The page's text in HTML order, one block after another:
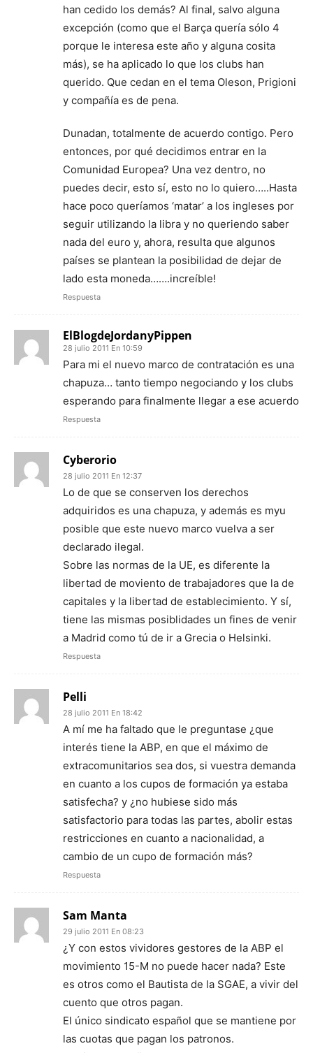
han cedido los demás? Al final, salvo alguna
excepción (como que el Barça quería sólo 4
porque le interesa este año y alguna cosita
más), se ha aplicado lo que los clubs han
querido. Que cedan en el tema Oleson, Prigioni
y compañía es de pena.
Dunadan, totalmente de acuerdo contigo. Pero
entonces, por qué decidimos entrar en la
Comunidad Europea? Una vez dentro, no
puedes decir, esto sí, esto no lo quiero…..Hasta
hace poco queríamos ‘matar’ a los ingleses por
seguir utilizando la libra y no queriendo saber
nada del euro y, ahora, resulta que algunos
países se plantean la posibilidad de dejar de
lado esta moneda…….increíble!
Respuesta
ElBlogdeJordanyPippen
28 julio 2011 En 10:59
Para mi el nuevo marco de contratación es una
chapuza… tanto tiempo negociando y los clubs
esperando para finalmente llegar a ese acuerdo
Respuesta
Cyberorio
28 julio 2011 En 12:37
Lo de que se conserven los derechos
adquiridos es una chapuza, y además es myu
posible que este nuevo marco vuelva a ser
declarado ilegal.
Sobre las normas de la UE, es diferente la
libertad de moviento de trabajadores que la de
capitales y la libertad de establecimiento. Y sí,
tiene las mismas posiblidades un fines de venir
a Madrid como tú de ir a Grecia o Helsinki.
Respuesta
Pelli
28 julio 2011 En 18:42
A mí me ha faltado que le preguntase ¿que
interés tiene la ABP, en que el máximo de
extracomunitarios sea dos, si vuestra demanda
en cuanto a los cupos de formación ya estaba
satisfecha? y ¿no hubiese sido más
satisfactorio para todas las partes, abolir estas
restricciones en cuanto a nacionalidad, a
cambio de un cupo de formación más?
Respuesta
Sam Manta
29 julio 2011 En 08:23
¿Y con estos vividores gestores de la ABP el
movimiento 15-M no puede hacer nada? Este
es otros como el Bautista de la SGAE, a vivir del
cuento que otros pagan.
El único sindicato español que se mantiene por
las cuotas que pagan los patronos.